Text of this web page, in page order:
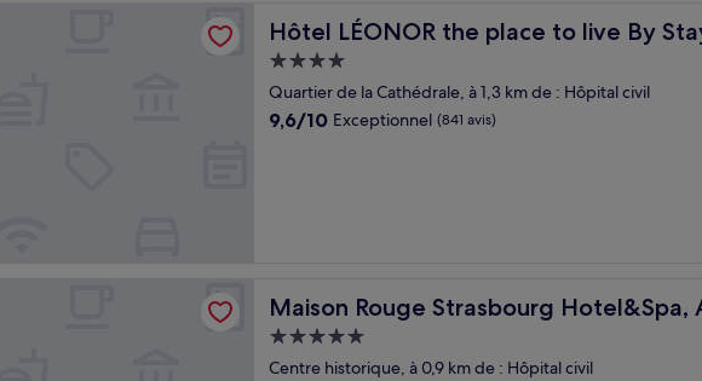
Hôtel LÉONOR the place to live By
Hôtel LÉONOR the place to live By Stay
Hébergement
4.0 étoiles
Quartier de la Cathédrale, à 1,3 km de : Hôpital civil
9.6
9,6/10 Exceptionnel (841 avis)
to live By Stay Collection
Maison Rouge Strasbourg
Maison Rouge Strasbourg Hotel&Spa,
Hébergement
5.0 étoiles
Centre historique, à 0,9 km de : Hôpital civil
Hotel&Spa, Autograph Collection